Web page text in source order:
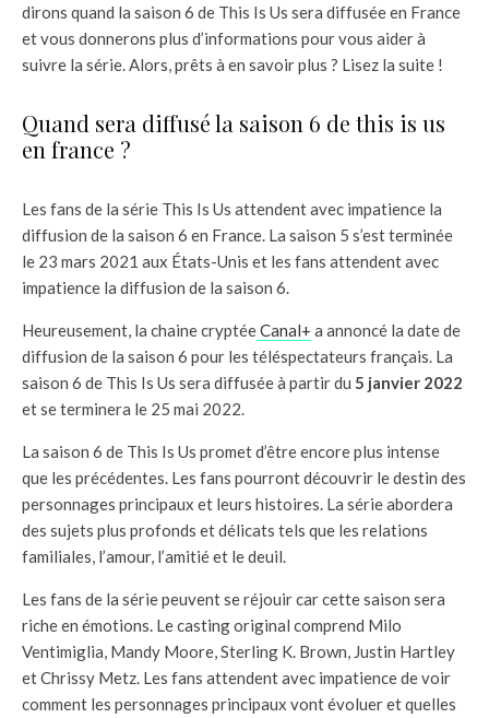
dirons quand la saison 6 de This Is Us sera diffusée en France
et vous donnerons plus d’informations pour vous aider à
suivre la série. Alors, prêts à en savoir plus ? Lisez la suite !
Quand sera diffusé la saison 6 de this is us
en france ?
Les fans de la série This Is Us attendent avec impatience la
diffusion de la saison 6 en France. La saison 5 s’est terminée
le 23 mars 2021 aux États-Unis et les fans attendent avec
impatience la diffusion de la saison 6.
Heureusement, la chaine cryptéeCanal+ a annoncé la date de
diffusion de la saison 6 pour les téléspectateurs français. La
saison 6 de This Is Us sera diffusée à partir du 5 janvier 2022
et se terminera le 25 mai 2022.
La saison 6 de This Is Us promet d’être encore plus intense
que les précédentes. Les fans pourront découvrir le destin des
personnages principaux et leurs histoires. La série abordera
des sujets plus profonds et délicats tels que les relations
familiales, l’amour, l’amitié et le deuil.
Les fans de la série peuvent se réjouir car cette saison sera
riche en émotions. Le casting original comprend Milo
Ventimiglia, Mandy Moore, Sterling K. Brown, Justin Hartley
et Chrissy Metz. Les fans attendent avec impatience de voir
comment les personnages principaux vont évoluer et quelles